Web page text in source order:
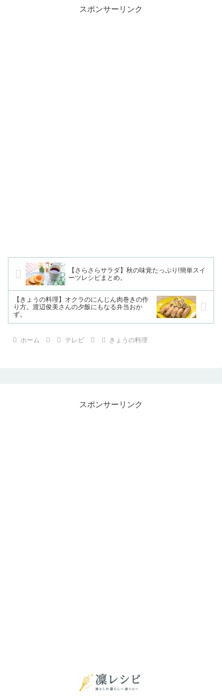
スポンサーリンク
【さらさらサラダ】秋の味覚たっぷり!簡単スイ
ーツレシピまとめ。
【きょうの料理】オクラのにんじん肉巻きの作
り方。渡辺俊美さんの夕飯にもなる弁当おか
ず。
ホーム テレビ きょうの料理
スポンサーリンク